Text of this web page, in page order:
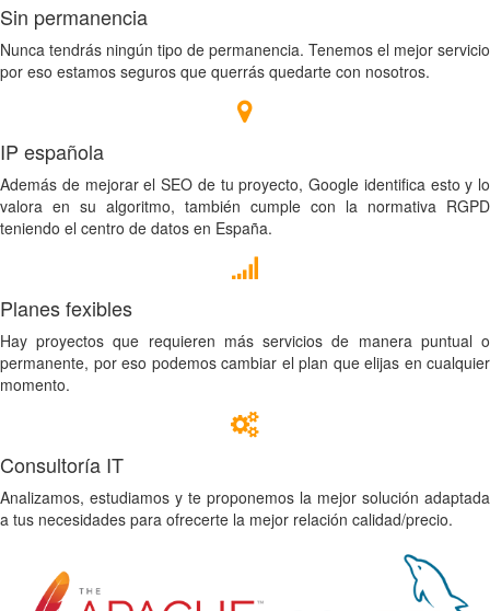
Sin permanencia
Nunca tendrás ningún tipo de permanencia. Tenemos el mejor servicio
por eso estamos seguros que querrás quedarte con nosotros.
IP española
Además de mejorar el SEO de tu proyecto, Google identifica esto y lo
valora en su algoritmo, también cumple con la normativa RGPD
teniendo el centro de datos en España.
Planes fexibles
Hay proyectos que requieren más servicios de manera puntual o
permanente, por eso podemos cambiar el plan que elijas en cualquier
momento.
Consultoría IT
Analizamos, estudiamos y te proponemos la mejor solución adaptada
a tus necesidades para ofrecerte la mejor relación calidad/precio.